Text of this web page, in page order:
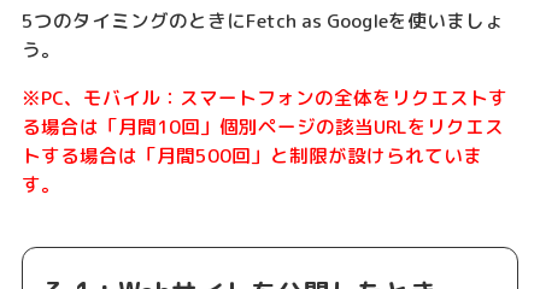
5つのタイミングのときにFetch as Googleを使いましょ
う。
※PC、モバイル：スマートフォンの全体をリクエストす
る場合は「月間10回」個別ページの該当URLをリクエス
トする場合は「月間500回」と制限が設けられていま
す。